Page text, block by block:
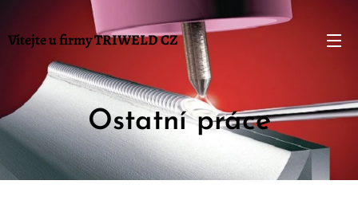
Vítejte u firmy TRIWELDCZ
Ostatní práce